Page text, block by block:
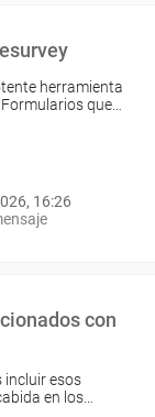
herramienta
que…
16:26
con
incluir esos
en los…